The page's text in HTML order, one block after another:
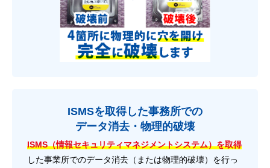
ISMSを取得した事務所での
データ消去・物理的破壊
ISMS（情報セキュリティマネジメントシステム）を取得
した事業所でのデータ消去（または物理的破壊）を行っ